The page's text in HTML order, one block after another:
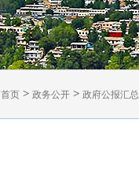
首页 > 政务公开 > 政府公报汇总